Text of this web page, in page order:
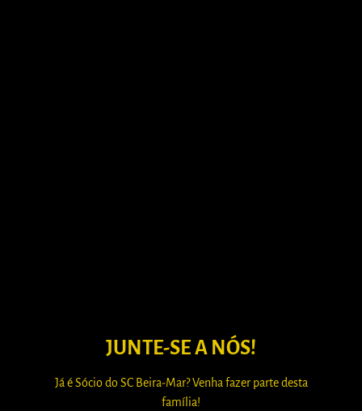
JUNTE-SE A NÓS!
Já é Sócio do SC Beira-Mar? Venha fazer parte desta
família!